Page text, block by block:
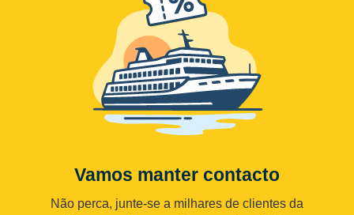
Vamos manter contacto
Não perca, junte-se a milhares de clientes da